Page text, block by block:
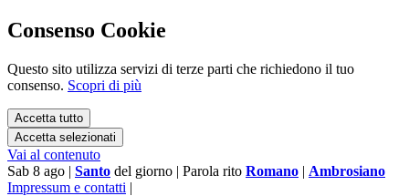
Consenso Cookie
Questo sito utilizza servizi di terze parti che richiedono il tuo
consenso. Scopri di più
Accetta tutto
Accetta selezionati
Vai al contenuto
Sab 8 ago | Santo del giorno | Parola rito Romano | Ambrosiano
Impressum e contatti |